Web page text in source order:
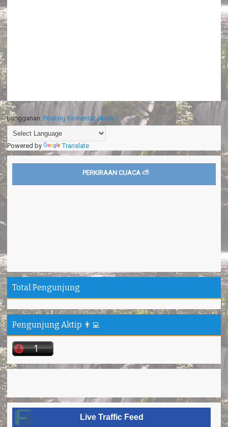
Langganan: Posting Komentar (Atom)
Powered by Translate
PERKIRAAN CUACA ⛅
Total Pengunjung
Pengunjung Aktip 👨‍💻
Live Traffic Feed